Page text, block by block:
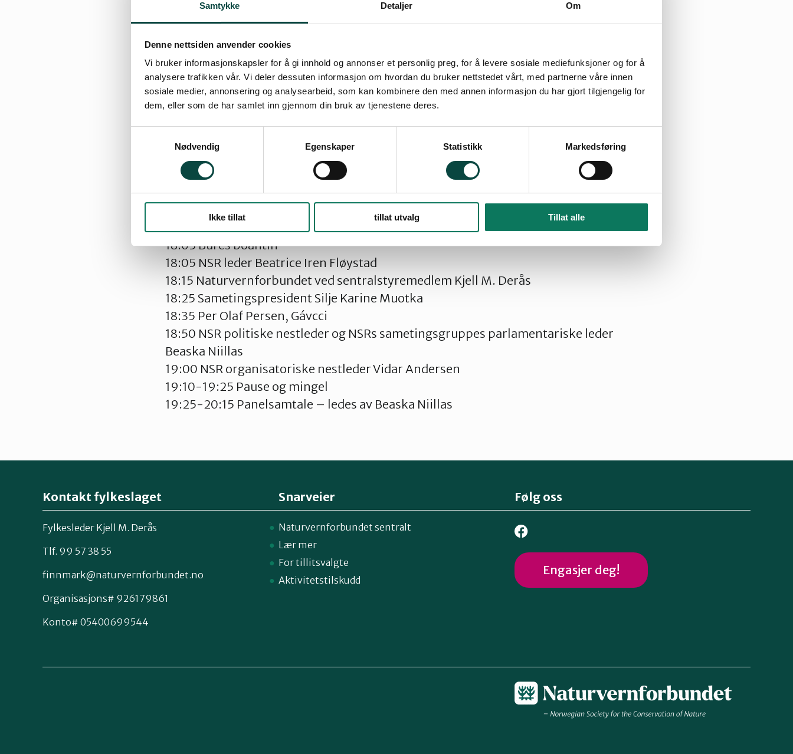
Samtykke Detaljer Om
Denne nettsiden anvender cookies
Vi bruker informasjonskapsler for å gi innhold og annonser et personlig preg, for å levere sosiale mediefunksjoner og for å
analysere trafikken vår. Vi deler dessuten informasjon om hvordan du bruker nettstedet vårt, med partnerne våre innen
sosiale medier, annonsering og analysearbeid, som kan kombinere den med annen informasjon du har gjort tilgjengelig for
dem, eller som de har samlet inn gjennom din bruk av tjenestene deres.
Nødvendig
Egenskaper Statistikk Markedsføring
Ikke tillat tillat utvalg Tillat alle
Møt opp på folkemøte og treff NSR leder Beatrice Iren Fløystad,
Naturvernforbundet ved sentralstyremedlem Kjell M. Derås, Sametingspresident
Silje Karine Muotka, Per Olaf Persen fra Gávcci, NSR politiske nestleder og NSRs
sametingsgruppens parlamentariske leder Beaska Niillas og NSR organisatoriske
nestleder Vidar Andersen.
Hvordan vinne kampen for å ta vare på Finnmark og Sápmi sin natur og kultur?
Foredrag, appeller og panelsamtaler.
Møtet vil bli tolket fra samisk til norsk, og kan også følges digitalt.
Møtet er på Scandic hotell Alta.
18:00 Praktisk info
18:03 Bures boahtin
18:05 NSR leder Beatrice Iren Fløystad
18:15 Naturvernforbundet ved sentralstyremedlem Kjell M. Derås
18:25 Sametingspresident Silje Karine Muotka
18:35 Per Olaf Persen, Gávcci
18:50 NSR politiske nestleder og NSRs sametingsgruppes parlamentariske leder
Beaska Niillas
19:00 NSR organisatoriske nestleder Vidar Andersen
19:10-19:25 Pause og mingel
19:25-20:15 Panelsamtale – ledes av Beaska Niillas
Kontakt fylkeslaget
Fylkesleder Kjell M. Derås
Tlf. 99 57 38 55
finnmark@naturvernforbundet.no
Organisasjons# 926179861
Konto# 05400699544
Snarveier
Naturvernforbundet sentralt
Lær mer
For tillitsvalgte
Aktivitetstilskudd
Følg oss
Engasjer deg!